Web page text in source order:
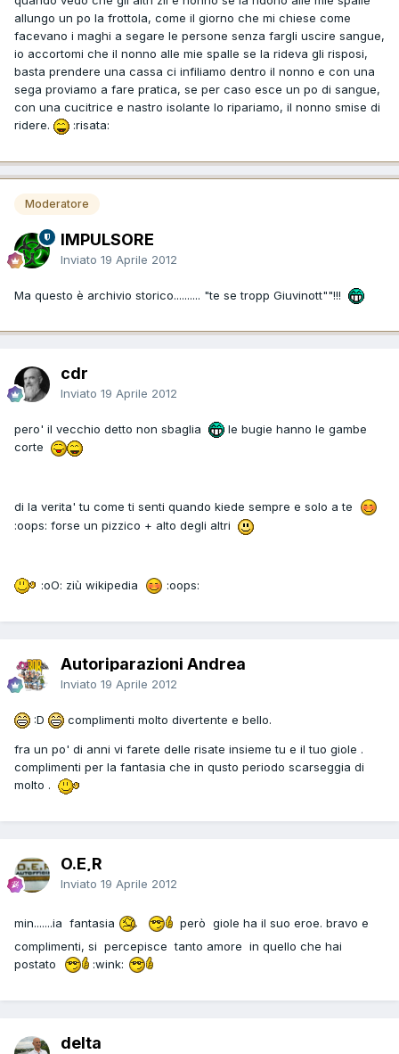
allungo un po la frottola, come il giorno che mi chiese come
facevano i maghi a segare le persone senza fargli uscire sangue,
io accortomi che il nonno alle mie spalle se la rideva gli risposi,
basta prendere una cassa ci infiliamo dentro il nonno e con una
sega proviamo a fare pratica, se per caso esce un po di sangue,
con una cucitrice e nastro isolante lo ripariamo, il nonno smise di
ridere.
:risata:
Moderatore
IMPULSORE
Inviato 19 Aprile 2012
Ma questo è archivio storico.......... "te se tropp Giuvinott""!!!
cdr
Inviato 19 Aprile 2012
pero' il vecchio detto non sbaglia
le bugie hanno le gambe
corte
di la verita' tu come ti senti quando kiede sempre e solo a te
:oops: forse un pizzico + alto degli altri
:oO: ziù wikipedia :oops:
Autoriparazioni Andrea
Inviato 19 Aprile 2012
:D complimenti molto divertente e bello.
fra un po' di anni vi farete delle risate insieme tu e il tuo giole .
complimenti per la fantasia che in qusto periodo scarseggia di
molto .
O.E,R
Inviato 19 Aprile 2012
min.......ia fantasia
però giole ha il suo eroe. bravo e
complimenti, si percepisce tanto amore in quello che hai
postato
:wink:
delta